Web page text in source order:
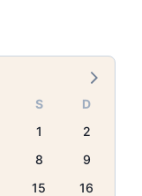
S
D
1
2
8
9
15
16